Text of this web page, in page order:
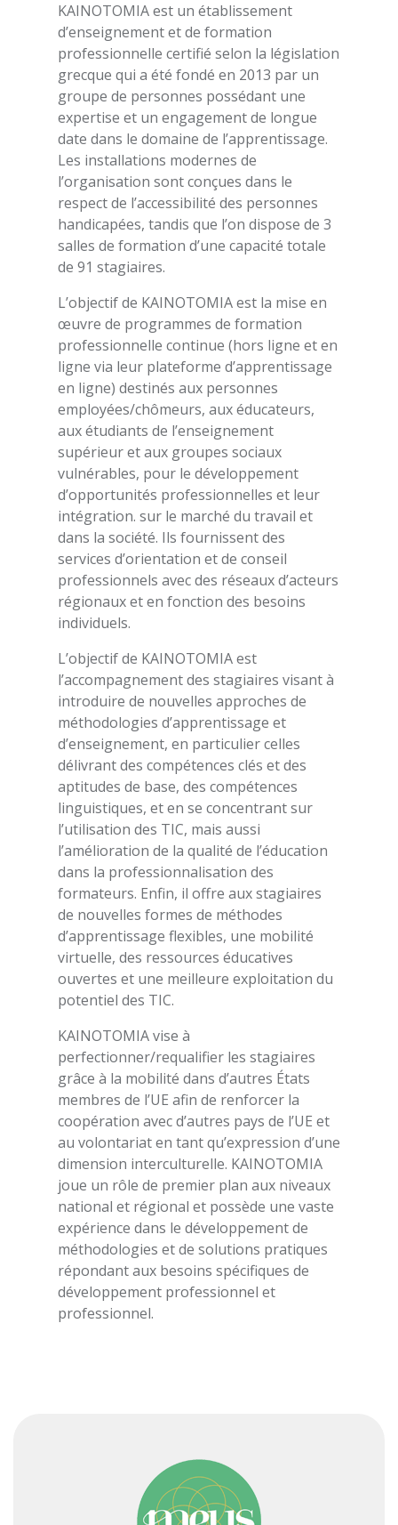
KAINOTOMIA est un établissement
d’enseignement et de formation
professionnelle certifié selon la législation
grecque qui a été fondé en 2013 par un
groupe de personnes possédant une
expertise et un engagement de longue
date dans le domaine de l’apprentissage.
Les installations modernes de
l’organisation sont conçues dans le
respect de l’accessibilité des personnes
handicapées, tandis que l’on dispose de 3
salles de formation d’une capacité totale
de 91 stagiaires.
L’objectif de KAINOTOMIA est la mise en
œuvre de programmes de formation
professionnelle continue (hors ligne et en
ligne via leur plateforme d’apprentissage
en ligne) destinés aux personnes
employées/chômeurs, aux éducateurs,
aux étudiants de l’enseignement
supérieur et aux groupes sociaux
vulnérables, pour le développement
d’opportunités professionnelles et leur
intégration. sur le marché du travail et
dans la société. Ils fournissent des
services d’orientation et de conseil
professionnels avec des réseaux d’acteurs
régionaux et en fonction des besoins
individuels.
L’objectif de KAINOTOMIA est
l’accompagnement des stagiaires visant à
introduire de nouvelles approches de
méthodologies d’apprentissage et
d’enseignement, en particulier celles
délivrant des compétences clés et des
aptitudes de base, des compétences
linguistiques, et en se concentrant sur
l’utilisation des TIC, mais aussi
l’amélioration de la qualité de l’éducation
dans la professionnalisation des
formateurs. Enfin, il offre aux stagiaires
de nouvelles formes de méthodes
d’apprentissage flexibles, une mobilité
virtuelle, des ressources éducatives
ouvertes et une meilleure exploitation du
potentiel des TIC.
KAINOTOMIA vise à
perfectionner/requalifier les stagiaires
grâce à la mobilité dans d’autres États
membres de l’UE afin de renforcer la
coopération avec d’autres pays de l’UE et
au volontariat en tant qu’expression d’une
dimension interculturelle. KAINOTOMIA
joue un rôle de premier plan aux niveaux
national et régional et possède une vaste
expérience dans le développement de
méthodologies et de solutions pratiques
répondant aux besoins spécifiques de
développement professionnel et
professionnel.